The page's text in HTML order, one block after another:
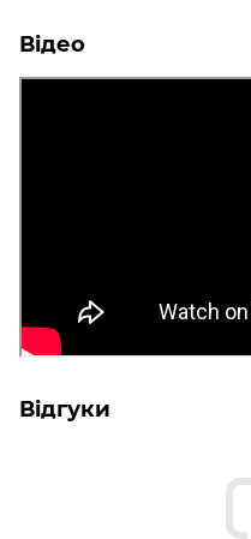
Відео
Відгуки